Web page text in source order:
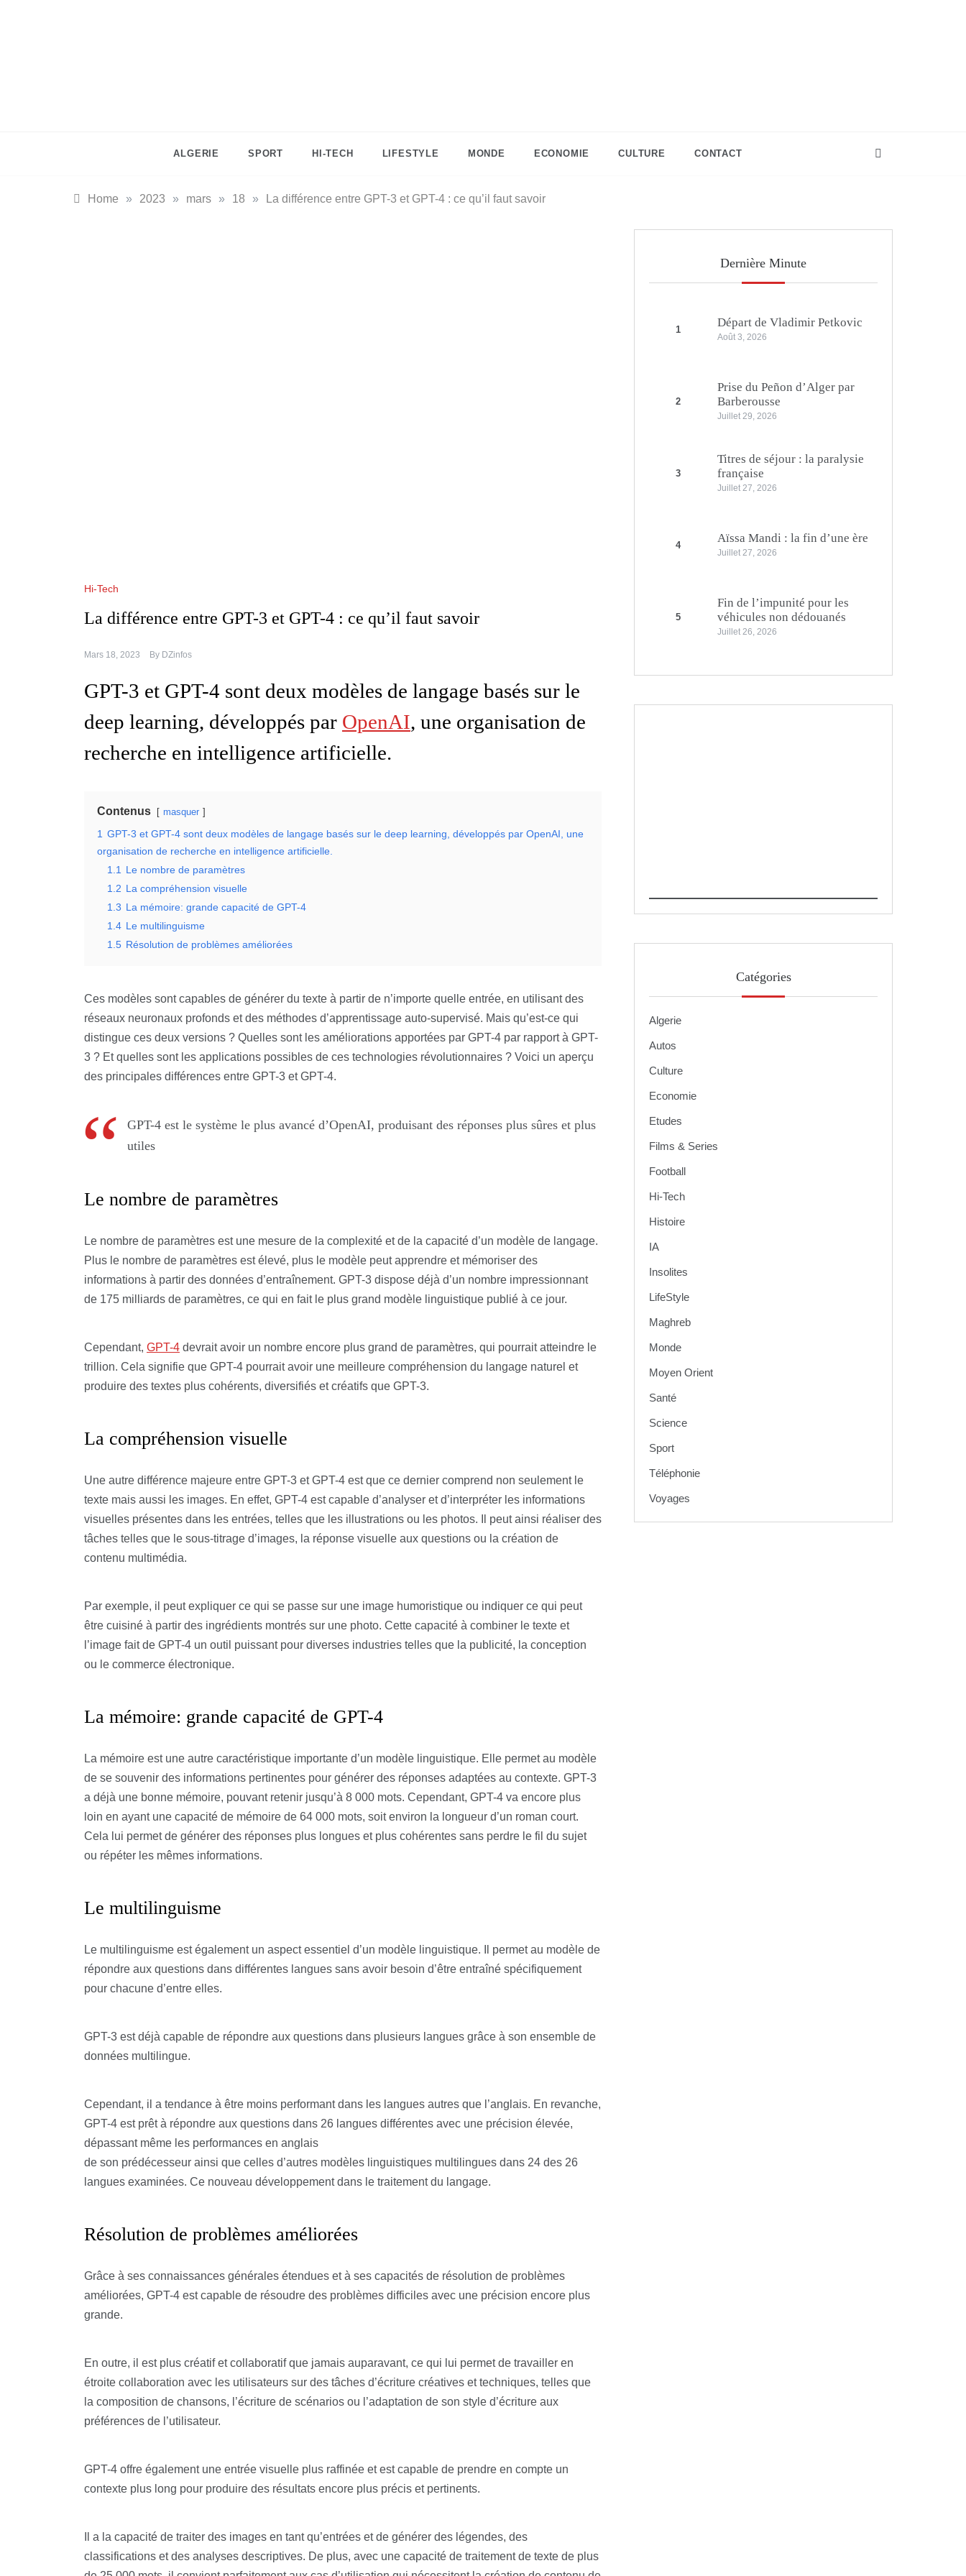
ALGERIE SPORT HI-TECH LIFESTYLE MONDE ECONOMIE CULTURE CONTACT
Home » 2023 » mars » 18 » La différence entre GPT-3 et GPT-4 : ce qu’il faut savoir
Hi-Tech
La différence entre GPT-3 et GPT-4 : ce qu’il faut savoir
Mars 18, 2023 By DZinfos
GPT-3 et GPT-4 sont deux modèles de langage basés sur le
deep learning, développés par OpenAI, une organisation de
recherche en intelligence artificielle.
Contenus masquer
1 GPT-3 et GPT-4 sont deux modèles de langage basés sur le deep learning, développés par OpenAI, une
organisation de recherche en intelligence artificielle.
1.1
Le nombre de paramètres
1.2 La compréhension visuelle
1.3 La mémoire: grande capacité de GPT-4
1.4 Le multilinguisme
1.5 Résolution de problèmes améliorées
Ces modèles sont capables de générer du texte à partir de n’importe quelle entrée, en utilisant des
réseaux neuronaux profonds et des méthodes d’apprentissage auto-supervisé. Mais qu’est-ce qui
distingue ces deux versions ? Quelles sont les améliorations apportées par GPT-4 par rapport à GPT-
3 ? Et quelles sont les applications possibles de ces technologies révolutionnaires ? Voici un aperçu
des principales différences entre GPT-3 et GPT-4.
GPT-4 est le système le plus avancé d’OpenAI, produisant des réponses plus sûres et plus
utiles
Le nombre de paramètres
Le nombre de paramètres est une mesure de la complexité et de la capacité d’un modèle de langage.
Plus le nombre de paramètres est élevé, plus le modèle peut apprendre et mémoriser des
informations à partir des données d’entraînement. GPT-3 dispose déjà d’un nombre impressionnant
de 175 milliards de paramètres, ce qui en fait le plus grand modèle linguistique publié à ce jour.
Cependant, GPT-4 devrait avoir un nombre encore plus grand de paramètres, qui pourrait atteindre le
trillion. Cela signifie que GPT-4 pourrait avoir une meilleure compréhension du langage naturel et
produire des textes plus cohérents, diversifiés et créatifs que GPT-3.
La compréhension visuelle
Une autre différence majeure entre GPT-3 et GPT-4 est que ce dernier comprend non seulement le
texte mais aussi les images. En effet, GPT-4 est capable d’analyser et d’interpréter les informations
visuelles présentes dans les entrées, telles que les illustrations ou les photos. Il peut ainsi réaliser des
tâches telles que le sous-titrage d’images, la réponse visuelle aux questions ou la création de
contenu multimédia.
Par exemple, il peut expliquer ce qui se passe sur une image humoristique ou indiquer ce qui peut
être cuisiné à partir des ingrédients montrés sur une photo. Cette capacité à combiner le texte et
l’image fait de GPT-4 un outil puissant pour diverses industries telles que la publicité, la conception
ou le commerce électronique.
La mémoire: grande capacité de GPT-4
La mémoire est une autre caractéristique importante d’un modèle linguistique. Elle permet au modèle
de se souvenir des informations pertinentes pour générer des réponses adaptées au contexte. GPT-3
a déjà une bonne mémoire, pouvant retenir jusqu’à 8 000 mots. Cependant, GPT-4 va encore plus
loin en ayant une capacité de mémoire de 64 000 mots, soit environ la longueur d’un roman court.
Cela lui permet de générer des réponses plus longues et plus cohérentes sans perdre le fil du sujet
ou répéter les mêmes informations.
Le multilinguisme
Le multilinguisme est également un aspect essentiel d’un modèle linguistique. Il permet au modèle de
répondre aux questions dans différentes langues sans avoir besoin d’être entraîné spécifiquement
pour chacune d’entre elles.
GPT-3 est déjà capable de répondre aux questions dans plusieurs langues grâce à son ensemble de
données multilingue.
Cependant, il a tendance à être moins performant dans les langues autres que l’anglais. En revanche,
GPT-4 est prêt à répondre aux questions dans 26 langues différentes avec une précision élevée,
dépassant même les performances en anglais
de son prédécesseur ainsi que celles d’autres modèles linguistiques multilingues dans 24 des 26
langues examinées. Ce nouveau développement dans le traitement du langage.
Résolution de problèmes améliorées
Grâce à ses connaissances générales étendues et à ses capacités de résolution de problèmes
améliorées, GPT-4 est capable de résoudre des problèmes difficiles avec une précision encore plus
grande.
En outre, il est plus créatif et collaboratif que jamais auparavant, ce qui lui permet de travailler en
étroite collaboration avec les utilisateurs sur des tâches d’écriture créatives et techniques, telles que
la composition de chansons, l’écriture de scénarios ou l’adaptation de son style d’écriture aux
préférences de l’utilisateur.
GPT-4 offre également une entrée visuelle plus raffinée et est capable de prendre en compte un
contexte plus long pour produire des résultats encore plus précis et pertinents.
Il a la capacité de traiter des images en tant qu’entrées et de générer des légendes, des
classifications et des analyses descriptives. De plus, avec une capacité de traitement de texte de plus
Dernière Minute
1
Départ de Vladimir Petkovic
Août 3, 2026
2
Prise du Peñon d’Alger par
Barberousse
Juillet 29, 2026
3
Titres de séjour : la paralysie
française
Juillet 27, 2026
4
Aïssa Mandi : la fin d’une ère
Juillet 27, 2026
5
Fin de l’impunité pour les
véhicules non dédouanés
Juillet 26, 2026
Catégories
Algerie
Autos
Culture
Economie
Etudes
Films & Series
Football
Hi-Tech
Histoire
IA
Insolites
LifeStyle
Maghreb
Monde
Moyen Orient
Santé
Science
Sport
Téléphonie
Voyages